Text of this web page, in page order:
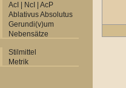
AcI | NcI | AcP
Ablativus Absolutus
Gerundi(v)um
Nebensätze
Stilmittel
Metrik